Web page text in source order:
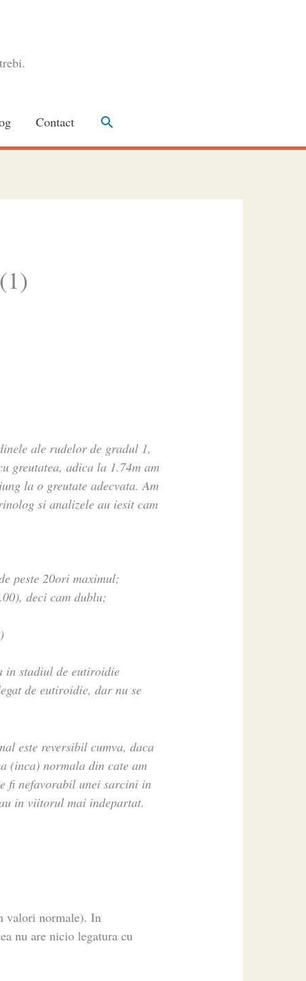
Contact Search
ale rudelor de gradul 1,
greutatea, adica la 1.74m am
la o greutate adecvata. Am
si analizele au iesit cam
peste 20ori maximul;
deci cam dublu;
in stadiul de eutiroidie
de eutiroidie, dar nu se
este reversibil cumva, daca
(inca) normala din cate am
fi nefavorabil unei sarcini in
in viitorul mai indepartat.
valori normale). In
nu are nicio legatura cu